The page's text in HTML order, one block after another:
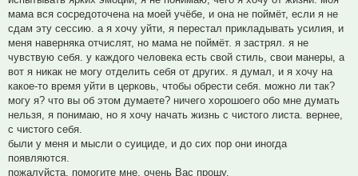
мама вся сосредоточена на моей учёбе, и она не поймёт, если я не
сдам эту сессию. а я хочу уйти, я перестал прикладывать усилия, и
меня наверняка отчислят, но мама не поймёт. я застрял. я не
чувствую себя. у каждого человека есть свой стиль, свои манеры, а
вот я никак не могу отделить себя от других. я думал, и я хочу на
какое-то время уйти в церковь, чтобы обрести себя. можно ли так?
могу я? что вы об этом думаете? ничего хорошоего обо мне думать
нельзя, я понимаю, но я хочу начать жизнь с чистого листа. вернее,
с чистого себя.
были у меня и мысли о суициде, и до сих пор они иногда
появляются.
пожалуйста, помогите мне. очень Вас прошу.